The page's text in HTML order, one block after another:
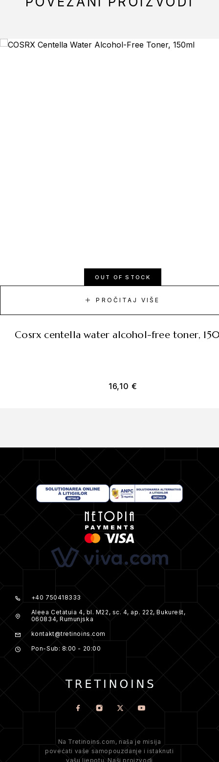
OUT OF STOCK
PROČITAJ VIŠE
cosrx centella water alcohol-free toner,
16,10 €
+40 750418333
Aleea Cetatuia 4, bl. M22, sc. 4, ap. 222, Bukurešt,
060834, Rumunjska
kontakt@tretinoins.com
Pon-Sub: 8:00 - 20:00
Na Tretinoins.com, naša je misija
povećati vaše samopouzdanje i istaknuti
vašu ljepotu. Naši proizvodi